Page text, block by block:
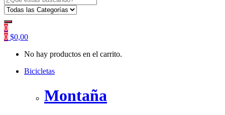
0
0 $0,00
No hay productos en el carrito.
Bicicletas
Montaña